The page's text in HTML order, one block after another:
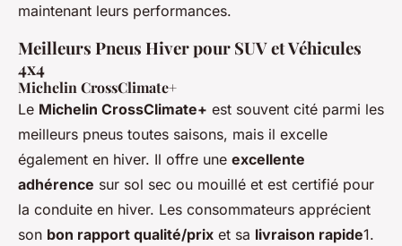
maintenant leurs performances.
Meilleurs Pneus Hiver pour SUV et Véhicules
4x4
Michelin CrossClimate+
Le Michelin CrossClimate+ est souvent cité parmi les
meilleurs pneus toutes saisons, mais il excelle
également en hiver. Il offre une excellente
adhérence sur sol sec ou mouillé et est certifié pour
la conduite en hiver. Les consommateurs apprécient
son bon rapport qualité/prix et sa livraison rapide1.